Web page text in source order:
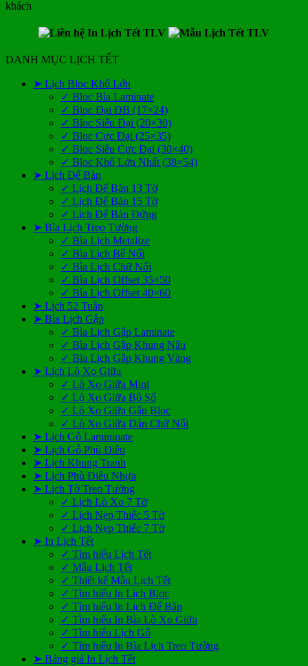
khách
DANH MỤC LỊCH TẾT
➤ Lịch Bloc Khổ Lớn
✓ Bloc Bìa Laminate
✓ Bloc Đại ĐB (17×24)
✓ Bloc Siêu Đại (20×30)
✓ Bloc Cực Đại (25×35)
✓ Bloc Siêu Cực Đại (30×40)
✓ Bloc Khổ Lớn Nhất (38×54)
➤ Lịch Để Bàn
✓ Lịch Để Bàn 13 Tờ
✓ Lịch Để Bàn 15 Tờ
✓ Lịch Để Bàn Đứng
➤ Bìa Lịch Treo Tường
✓ Bìa Lịch Metalize
✓ Bìa Lịch Bế Nổi
✓ Bìa Lịch Chữ Nổi
✓ Bìa Lịch Offset 35×50
✓ Bìa Lịch Offset 40×60
➤ Lịch 52 Tuần
➤ Bìa Lịch Gập
✓ Bìa Lịch Gập Laminate
✓ Bìa Lịch Gập Khung Nâu
✓ Bìa Lịch Gập Khung Vàng
➤ Lịch Lò Xo Giữa
✓ Lò Xo Giữa Mini
✓ Lò Xo Giữa Bộ Số
✓ Lò Xo Giữa Gắn Bloc
✓ Lò Xo Giữa Dán Chữ Nổi
➤ Lịch Gỗ Lamininate
➤ Lịch Gỗ Phù Điêu
➤ Lịch Khung Tranh
➤ Lịch Phù Điêu Nhựa
➤ Lịch Tờ Treo Tường
✓ Lịch Lò Xo 7 Tờ
✓ Lịch Nẹp Thiếc 5 Tờ
✓ Lịch Nẹp Thiếc 7 Tờ
➤ In Lịch Tết
✓ Tìm hiểu Lịch Tết
✓ Mẫu Lịch Tết
✓ Thiết kế Mẫu Lịch Tết
✓ Tìm hiểu In Lịch Bloc
✓ Tìm hiểu In Lịch Để Bàn
✓ Tìm hiểu In Bìa Lò Xo Giữa
✓ Tìm hiểu Lịch Gỗ
✓ Tìm hiểu In Bìa Lịch Treo Tường
➤ Bảng giá In Lịch Tết